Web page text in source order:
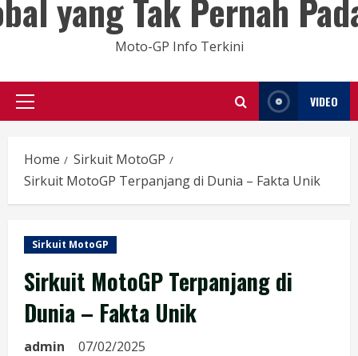
yang Tak Pernah
Moto-GP Info Terkini
Primary
VIDEO
Home
Sirkuit MotoGP
Sirkuit MotoGP Terpanjang di Dunia – Fakta Unik
Sirkuit MotoGP
Sirkuit MotoGP Terpanjang di
Dunia – Fakta Unik
admin 07/02/2025